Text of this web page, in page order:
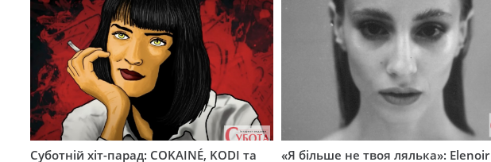
Суботній хіт-парад: COKAINÉ, KODI та
«Я більше не твоя лялька»: Elenoir